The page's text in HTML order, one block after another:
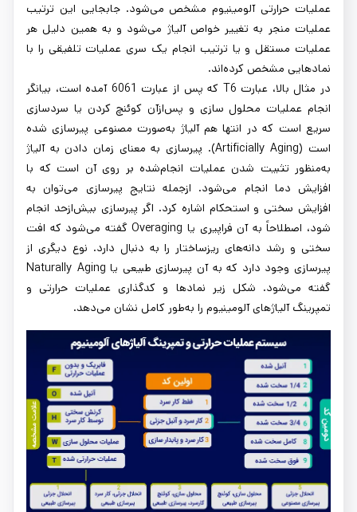
عملیات حرارتی آلومینیوم مشخص می‌شود. جابجایی این ترتیب
عملیات منجر به تغییر خواص آلیاژ می‌شود و به همین دلیل هر
عملیات مستقل و یا ترتیب انجام یک سری عملیات تلفیقی را با
نمادهایی مشخص کرده‌اند.
در مثال بالا، عبارت T6 که پس از عبارت 6061 آمده است، بیانگر
انجام عملیات محلول سازی و پس‌ازآن کوئنچ کردن یا سردسازی
سریع است که در انتها هم آلیاژ به‌صورت مصنوعی پیرسازی شده
است (Artificially Aging). پیرسازی به معنای زمان دادن به آلیاژ
به‌منظور تثبیت شدن عملیات انجام‌شده بر روی آن است که با
افزایش دما انجام می‌شود. ازجمله نتایج پیرسازی می‌توان به
افزایش سختی و استحکام اشاره کرد. اگر پیرسازی بیش‌ازحد انجام
شود، اصطلاحاً به آن فراپیری یا Overaging گفته می‌شود که افت
سختی و رشد دانه‌های ریزساختار را به دنبال دارد. نوع دیگری از
پیرسازی وجود دارد که به آن پیرسازی طبیعی یا Naturally Aging
گفته می‌شود. شکل زیر نمادها و کدگذاری عملیات حرارتی و
تمپرینگ آلیاژهای آلومینیوم را به‌طور کامل نشان می‌دهد.